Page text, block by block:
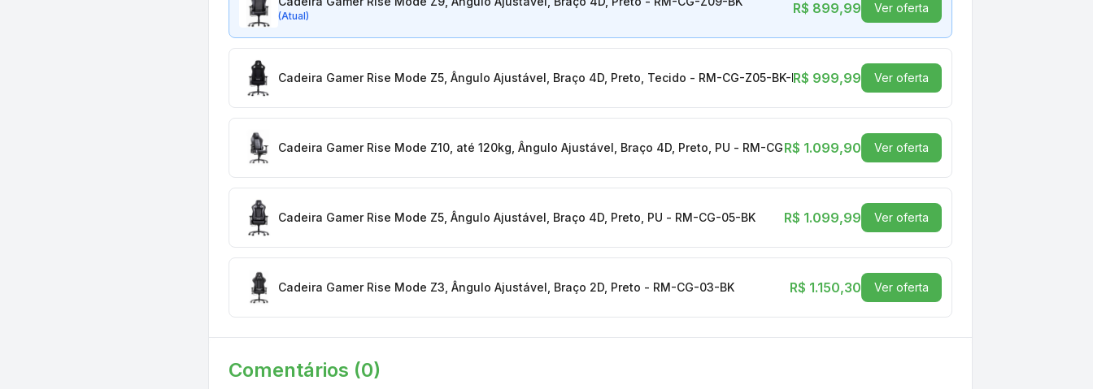
(Atual) R$ 899,99 Ver oferta
Cadeira Gamer Rise Mode Z5, Ângulo Ajustável, Braço 4D, Preto, Tecido - RM-CG-Z05-BK-FBCR$ 999,99 Ver oferta
Cadeira Gamer Rise Mode Z10, até 120kg, Ângulo Ajustável, Braço 4D, Preto, PU - RM-CG-Z10-BK
R$ 1.099,90 Ver oferta
Cadeira Gamer Rise Mode Z5, Ângulo Ajustável, Braço 4D, Preto, PU - RM-CG-05-BK R$ 1.099,99 Ver oferta
Cadeira Gamer Rise Mode Z3, Ângulo Ajustável, Braço 2D, Preto - RM-CG-03-BK R$ 1.150,30 Ver oferta
Comentários (0)